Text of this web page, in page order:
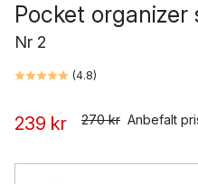
Pocket organizer
Nr 2
(4.8)
239 kr 270 kr Anbefalt